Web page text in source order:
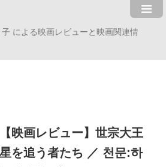
による映画レビューと映画関連情
【映画レビュー】世宗大王
星を追う者たち ／ 천문:하